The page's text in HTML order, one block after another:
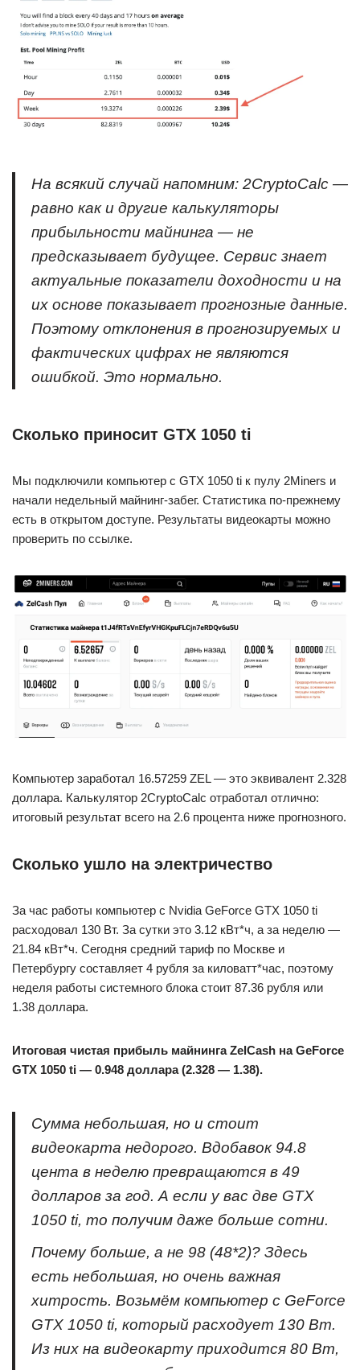
На всякий случай напомним: 2CryptoCalc —
равно как и другие калькуляторы
прибыльности майнинга — не
предсказывает будущее. Сервис знает
актуальные показатели доходности и на
их основе показывает прогнозные данные.
Поэтому отклонения в прогнозируемых и
фактических цифрах не являются
ошибкой. Это нормально.
Сколько приносит GTX 1050 ti
Мы подключили компьютер с GTX 1050 ti к пулу 2Miners и
начали недельный майнинг-забег. Статистика по-прежнему
есть в открытом доступе. Результаты видеокарты можно
проверить по ссылке.
Компьютер заработал 16.57259 ZEL — это эквивалент 2.328
доллара. Калькулятор 2CryptoCalc отработал отлично:
итоговый результат всего на 2.6 процента ниже прогнозного.
Сколько ушло на электричество
За час работы компьютер с Nvidia GeForce GTX 1050 ti
расходовал 130 Вт. За сутки это 3.12 кВт*ч, а за неделю —
21.84 кВт*ч. Сегодня средний тариф по Москве и
Петербургу составляет 4 рубля за киловатт*час, поэтому
неделя работы системного блока стоит 87.36 рубля или
1.38 доллара.
Итоговая чистая прибыль майнинга ZelCash на GeForce
GTX 1050 ti — 0.948 доллара (2.328 — 1.38).
Сумма небольшая, но и стоит
видеокарта недорого. Вдобавок 94.8
цента в неделю превращаются в 49
долларов за год. А если у вас две GTX
1050 ti, то получим даже больше сотни.
Почему больше, а не 98 (48*2)? Здесь
есть небольшая, но очень важная
хитрость. Возьмём компьютер с GeForce
GTX 1050 ti, который расходует 130 Вт.
Из них на видеокарту приходится 80 Вт,